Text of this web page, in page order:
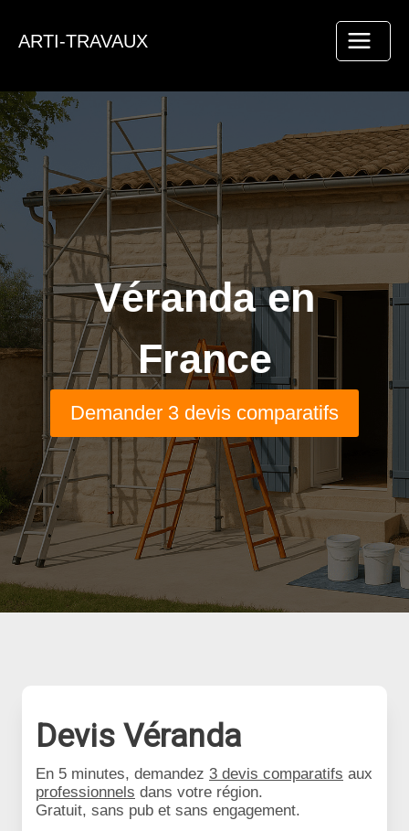
ARTI-TRAVAUX
Véranda en
France
Demander 3 devis comparatifs
Devis Véranda
En 5 minutes, demandez 3 devis comparatifs aux
professionnels dans votre région.
Gratuit, sans pub et sans engagement.